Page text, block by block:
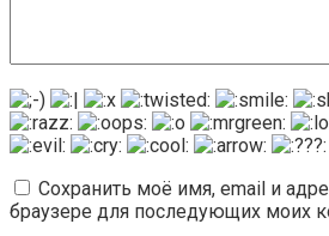
Сохранить моё имя, email и
браузере для последующих моих